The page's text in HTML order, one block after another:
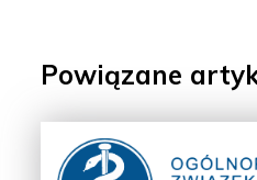
Powiązane